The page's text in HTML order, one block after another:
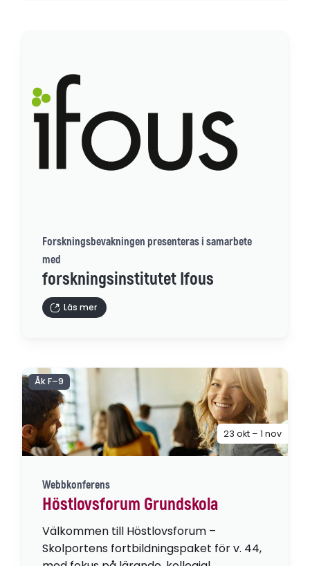
Forskningsbevakningen presenteras i samarbete
med
forskningsinstitutet Ifous
Läs mer
Webbkonferens
Höstlovsforum Grundskola
Välkommen till Höstlovsforum –
Skolportens fortbildningspaket för v. 44,
Åk F–9
23 okt – 1 nov